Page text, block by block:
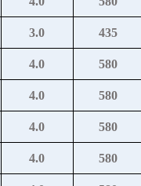
3.0 435
4.0 580
4.0 580
4.0 580
4.0 580